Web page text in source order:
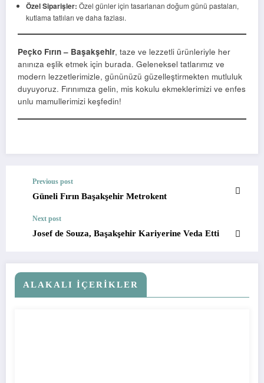
Özel Siparişler: Özel günler için tasarlanan doğum günü pastaları,
kutlama tatlıları ve daha fazlası.
Peçko Fırın – Başakşehir, taze ve lezzetli ürünleriyle her
anınıza eşlik etmek için burada. Geleneksel tatlarımız ve
modern lezzetlerimizle, gününüzü güzelleştirmekten mutluluk
duyuyoruz. Fırınımıza gelin, mis kokulu ekmeklerimizi ve enfes
unlu mamullerimizi keşfedin!
Previous post
Güneli Fırın Başakşehir Metrokent
Next post
Josef de Souza, Başakşehir Kariyerine Veda Etti
ALAKALI İÇERIKLER